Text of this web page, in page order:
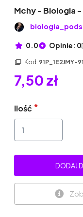
Mchy - Biologia -
0.0 Opinie: 0
Kod: 91P_1E2JMY-91
7,50 zł
Ilość
DODAJ